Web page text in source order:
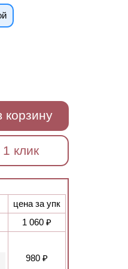
корзину
клик
цена за упк
1 060 ₽
980 ₽